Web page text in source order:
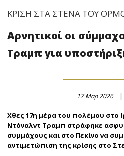
ΚΡΙΣΗ ΣΤΑ ΣΤΕΝΑ ΤΟΥ
Αρνητικοί οι
Τραμπ για
17 Μαρ 2026
Χθες 17η μέρα του πολέμου στο
Ντόναλντ Τραμπ στράφηκε
συμμάχους και στο Πεκίνο να
αντιμετώπιση της κρίσης στο